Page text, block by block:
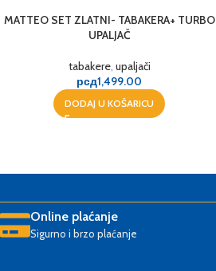
MATTEO SET ZLATNI- TABAKERA+ TURBO
UPALJAČ
tabakere, upaljači
рсд1,499.00
DODAJ U KOŠARICU
Online plaćanje
Sigurno i brzo plaćanje